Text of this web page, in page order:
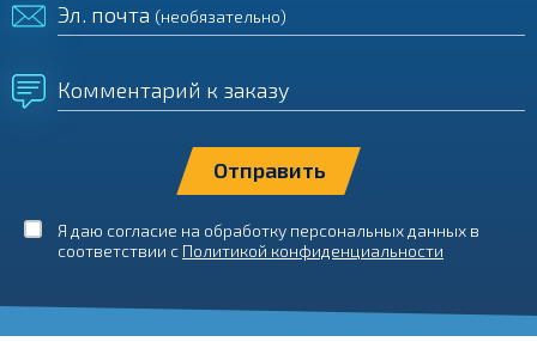
Эл. почта (необязательно)
Комментарий к заказу
Я даю согласие на обработку персональных данных в
соответствии с Политикой конфиденциальности